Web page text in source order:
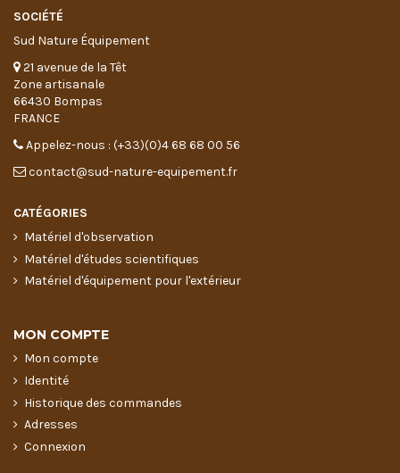
SOCIÉTÉ
Sud Nature Équipement
21 avenue de la Têt
Zone artisanale
66430 Bompas
FRANCE
Appelez-nous : (+33)(0)4 68 68 00 56
contact@sud-nature-equipement.fr
CATÉGORIES
Matériel d'observation
Matériel d'études scientifiques
Matériel d'équipement pour l'extérieur
MON COMPTE
Mon compte
Identité
Historique des commandes
Adresses
Connexion